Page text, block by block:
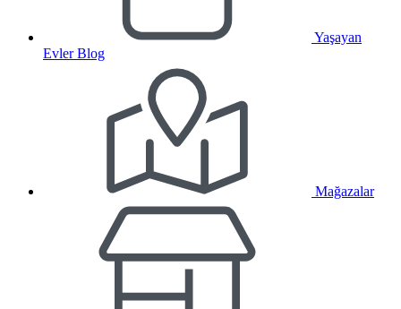
Yaşayan
Evler Blog
Mağazalar